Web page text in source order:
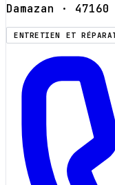
Damazan · 47160
ENTRETIEN ET